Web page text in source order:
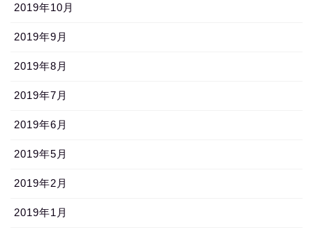
2019年10月
2019年9月
2019年8月
2019年7月
2019年6月
2019年5月
2019年2月
2019年1月